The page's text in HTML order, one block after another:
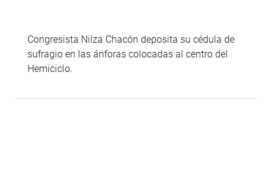
Congresista Nilza Chacón deposita su cédula de
sufragio en las ánforas colocadas al centro del
Hemiciclo.